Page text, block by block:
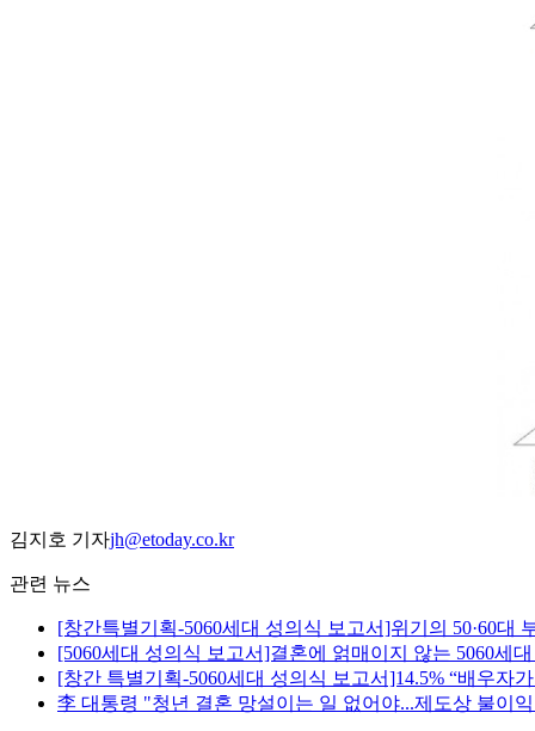
김지호 기자jh@etoday.co.kr
관련 뉴스
[창간특별기획-5060세대 성의식 보고서]위기의 50·60대
[5060세대 성의식 보고서]결혼에 얽매이지 않는 5060세
[창간 특별기획-5060세대 성의식 보고서]14.5% “배우자
李 대통령 "청년 결혼 망설이는 일 없어야...제도상 불이